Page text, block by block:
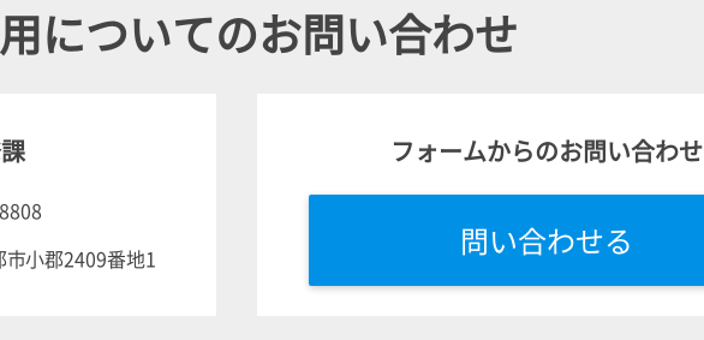
についてのお問い合わせ
小郡2409番地1
フォームからのお問い合わせ
問い合わせる